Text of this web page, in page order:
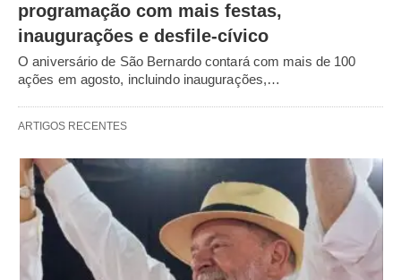
programação com mais festas,
inaugurações e desfile-cívico
O aniversário de São Bernardo contará com mais de 100
ações em agosto, incluindo inaugurações,…
ARTIGOS RECENTES